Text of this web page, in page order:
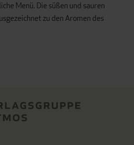
Menü. Die süßen und sauren
zu den Aromen des